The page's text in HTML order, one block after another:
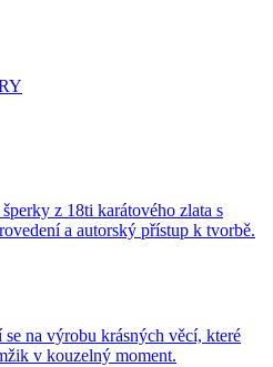
z 18ti karátového zlata s
a autorský přístup k tvorbě.
se na výrobu krásných věcí, které
v kouzelný moment.